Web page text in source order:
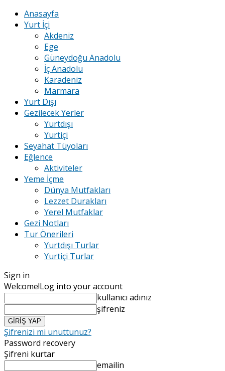
Anasayfa
Yurt İçi
Akdeniz
Ege
Güneydoğu Anadolu
İç Anadolu
Karadeniz
Marmara
Yurt Dışı
Gezilecek Yerler
Yurtdışı
Yurtiçi
Seyahat Tüyoları
Eğlence
Aktiviteler
Yeme İçme
Dünya Mutfakları
Lezzet Durakları
Yerel Mutfaklar
Gezi Notları
Tur Önerileri
Yurtdışı Turlar
Yurtiçi Turlar
Sign in
Welcome!Log into your account
kullanıcı adınız
şifreniz
Şifrenizi mi unuttunuz?
Password recovery
Şifreni kurtar
emailin